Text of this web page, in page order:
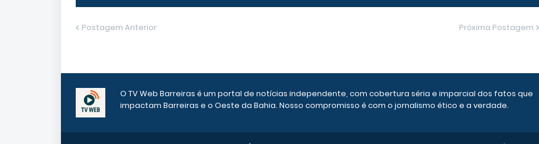
Postagem Anterior Próxima Postagem
O TV Web Barreiras é um portal de notícias independente, com cobertura séria e imparcial dos fatos que
impactam Barreiras e o Oeste da Bahia. Nosso compromisso é com o jornalismo ético e a verdade.